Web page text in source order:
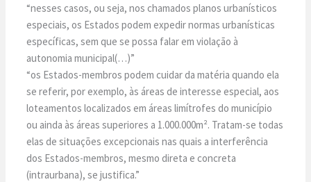
“nesses casos, ou seja, nos chamados planos urbanísticos
especiais, os Estados podem expedir normas urbanísticas
específicas, sem que se possa falar em violação à
autonomia municipal(…)”
“os Estados-membros podem cuidar da matéria quando ela
se referir, por exemplo, às áreas de interesse especial, aos
loteamentos localizados em áreas limítrofes do município
ou ainda às áreas superiores a 1.000.000m². Tratam-se todas
elas de situações excepcionais nas quais a interferência
dos Estados-membros, mesmo direta e concreta
(intraurbana), se justifica.”